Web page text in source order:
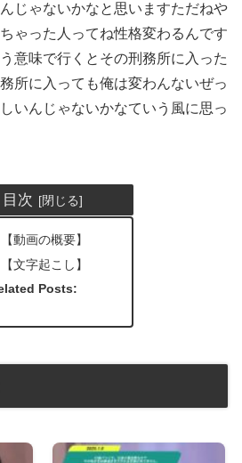
じゃないかなと思いますただねや
ゃった人ってね性格変わるんです
意味で行くとその刑務所に入った
所に入っても俺は変わんないぜっ
いんじゃないかなていう風に思っ
目次
【動画の概要】
【文字起こし】
Posts: